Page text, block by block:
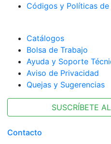
Códigos y Políticas de
Catálogos
Bolsa de Trabajo
Ayuda y Soporte
Aviso de Privacidad
Quejas y Sugerencias
SUSCRÍBETE
Contacto